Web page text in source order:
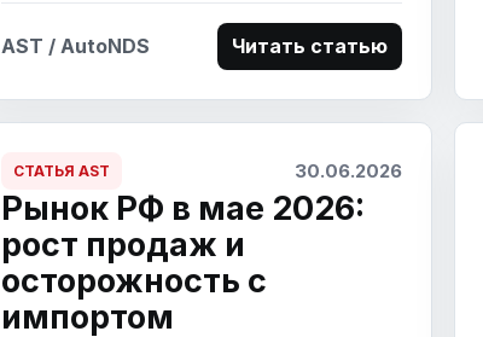
AST / AutoNDS Читать статью
СТАТЬЯ AST 30.06.2026
Рынок РФ в мае 2026:
рост продаж и
осторожность с
импортом